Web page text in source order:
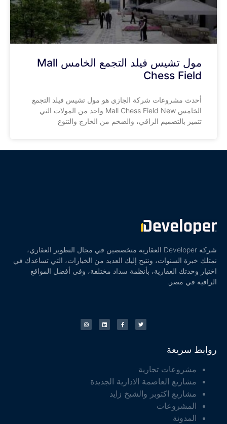
مول تشيس فيلد التجمع الخامس Mall
Chess Field
أحدث مشروعات شركة الجازي هو مول تشيس فيلد التجمع
الخامس Mall Chess Field New واحد من المولات التي
تتميز بالتصميم الراقي، والضخم من الخارج والتنوع
شركة Developer العقارية متخصصين في مجال التطوير العقاري،
نمتلك خبرة السنوات، ونتيح إليك العديد من الخيارات، التي تساعدك في
اختيار وحدتك العقارية، بأنظمة سداد مختلفة، وفي أفضل المواقع
الراقية في مصر.
روابط سريعة
مشروعات تجارية
مشاريع العاصمة الادارية الجديدة
مشاريع اكتوبر والشيخ زايد
المشروعات
المدونة